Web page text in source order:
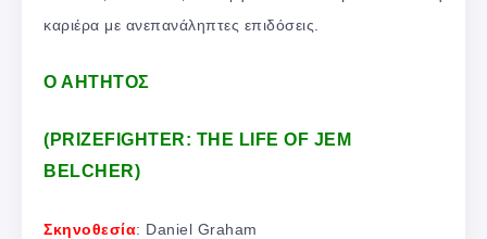
καριέρα με ανεπανάληπτες επιδόσεις.
Ο ΑΗΤΗΤΟΣ
(PRIZEFIGHTER: THE LIFE OF JEM
BELCHER)
Σκηνοθεσία: Daniel Graham